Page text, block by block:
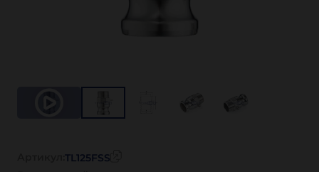
TL125FSS